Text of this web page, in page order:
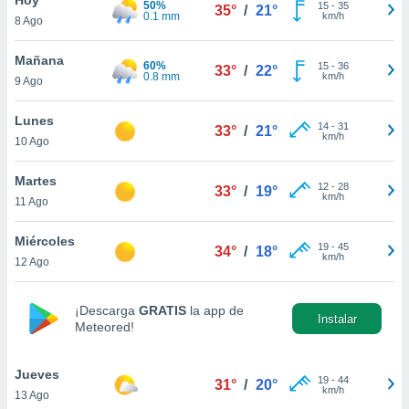
y
en
más
de
cookies
aceptar
8 Ago
50%
0.1 mm
35° / 21° 15- 35
km/h
Mañana
9 Ago
60%
0.8 mm
33° / 22° 15- 36
km/h
Lunes
10 Ago
33° / 21° 14- 31
km/h
Martes
11 Ago
33° / 19° 12- 28
km/h
Miércoles
12 Ago
34° / 18° 19- 45
km/h
¡Descarga GRATIS la app de
Meteored!
Instalar
Jueves
13 Ago
31° / 20° 19- 44
km/h